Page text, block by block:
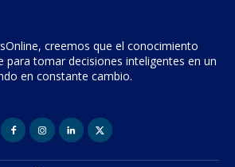
creemos que el conocimiento
para tomar decisiones inteligentes en un
en constante cambio.